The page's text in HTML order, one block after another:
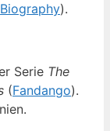
Biography).
Serie The
(Fandango).